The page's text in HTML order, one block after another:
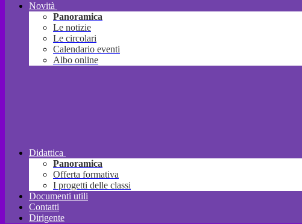
Novità
Panoramica
Le notizie
Le circolari
Calendario eventi
Albo online
Didattica
Panoramica
Offerta formativa
I progetti delle classi
Documenti utili
Contatti
Dirigente